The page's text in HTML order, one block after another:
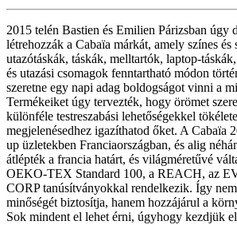
2015 telén Bastien és Emilien Párizsban úgy
létrehozzák a Cabaïa márkát, amely színes és
utazótáskák, táskák, melltartók, laptop-
és utazási csomagok fenntartható módon
szeretne egy napi adag boldogságot vinni a
Termékeiket úgy tervezték, hogy örömet
különféle testreszabási lehetőségekkel
megjelenésedhez igazíthatod őket. A Cabaïa
up üzletekben Franciaországban, és alig
átlépték a francia határt, és világméretűvé
OEKO-TEX Standard 100, a REACH, az
CORP tanúsítványokkal rendelkezik. Így
minőségét biztosítja, hanem hozzájárul a
Sok mindent el lehet érni, úgyhogy kezdjük